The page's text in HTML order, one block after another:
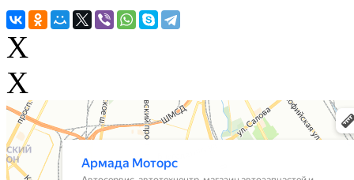
X
X